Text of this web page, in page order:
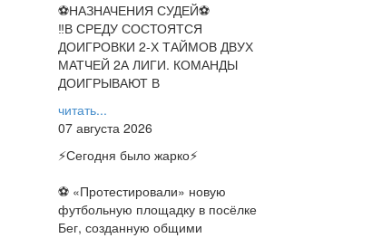
⚽НАЗНАЧЕНИЯ СУДЕЙ⚽
‼В СРЕДУ СОСТОЯТСЯ
ДОИГРОВКИ 2-Х ТАЙМОВ ДВУХ
МАТЧЕЙ 2А ЛИГИ. КОМАНДЫ
ДОИГРЫВАЮТ В
читать...
07 августа 2026
⚡️Сегодня было жарко⚡️
⚽ ️«Протестировали» новую
футбольную площадку в посёлке
Бег, созданную общими